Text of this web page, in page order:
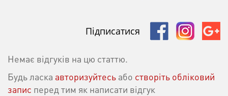
Підписатися
Немає відгуків на цю статтю.
Будь ласка авторизуйтесь або створіть обліковий
запис перед тим як написати відгук